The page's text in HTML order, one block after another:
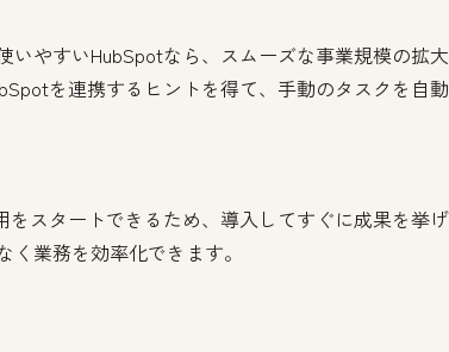
いやすいHubSpotなら、スムーズな事業規模の拡
を連携するヒントを得て、手動のタスクを自動
をスタートできるため、導入してすぐに成果を挙
く業務を効率化できます。